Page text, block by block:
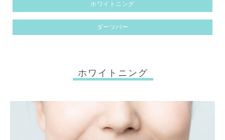
ホワイトニング
ダーツバー
ホワイトニング